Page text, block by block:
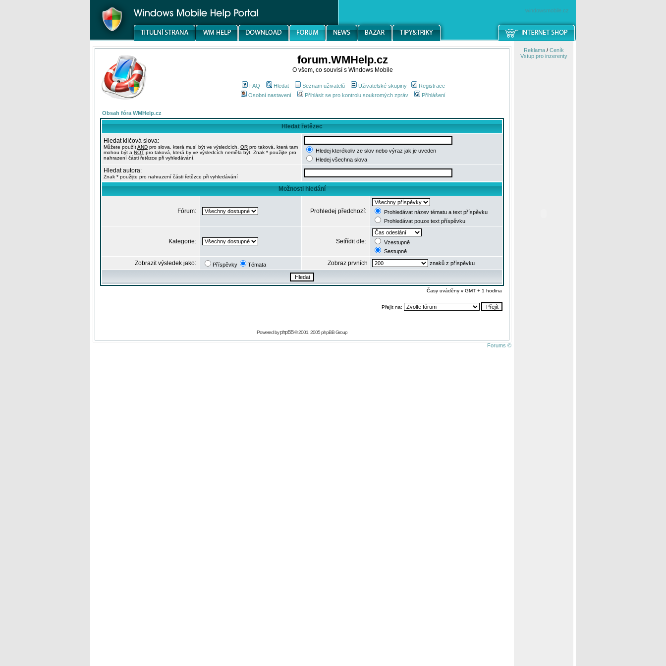
windowsmobile.cz
forum.WMHelp.cz
O všem, co souvisí s Windows Mobile
FAQ Hledat Seznam uživatelů Uživatelské skupiny
Registrace
Osobní nastavení
Přihlásit se pro kontrolu soukromých zpráv Přihlášení
Obsah fóra WMHelp.cz
Hledat řetězec
Hledat klíčová slova:
Můžete použítAND pro slova, která musí být ve výsledcích, OR pro taková, která tam
mohou být a NOT pro taková, která by ve výsledcích neměla být. Znak * použijte pro
nahrazení části řetězce při vyhledávání.
Hledej kterékoliv ze slov nebo výraz jak je uveden
Hledej všechna slova
Hledat autora:
Znak * použijte pro nahrazení části řetězce při vyhledávání
Možnosti hledání
Fórum: Prohledej předchozí:
Prohledávat název tématu a text příspěvku
Prohledávat pouze text příspěvku
Kategorie: Setřídit dle:
Vzestupně
Sestupně
Zobrazit výsledek jako: Příspěvky Témata Zobraz prvních znaků z příspěvku
Časy uváděny v GMT + 1 hodina
Přejít na:
Powered byphpBB© 2001, 2005 phpBB Group
Forums ©
Reklama/ Ceník
Vstup pro inzerenty